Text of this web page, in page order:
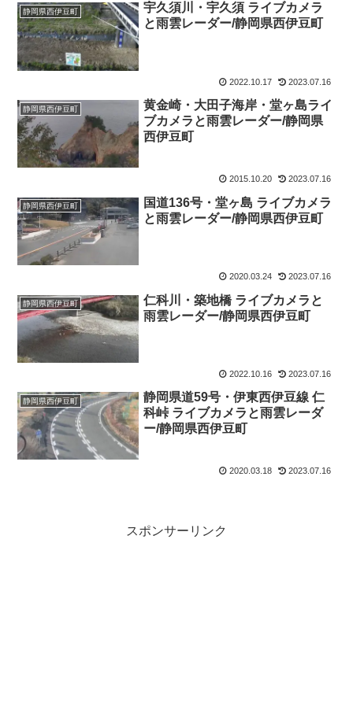
静岡県西伊豆町
宇久須川・宇久須 ライブカメラ
と雨雲レーダー/静岡県西伊豆町
2022.10.17 2023.07.16
静岡県西伊豆町
黄金崎・大田子海岸・堂ヶ島ライ
ブカメラと雨雲レーダー/静岡県
西伊豆町
2015.10.20 2023.07.16
静岡県西伊豆町
国道136号・堂ヶ島 ライブカメラ
と雨雲レーダー/静岡県西伊豆町
2020.03.24 2023.07.16
静岡県西伊豆町
仁科川・築地橋 ライブカメラと
雨雲レーダー/静岡県西伊豆町
2022.10.16 2023.07.16
静岡県西伊豆町
静岡県道59号・伊東西伊豆線 仁
科峠 ライブカメラと雨雲レーダ
ー/静岡県西伊豆町
2020.03.18 2023.07.16
スポンサーリンク